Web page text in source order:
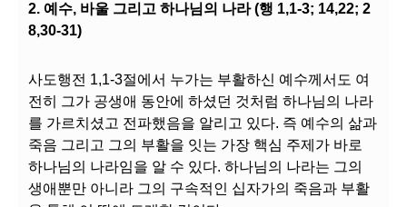
2. 예수, 바울 그리고 하나님의 나라 (행 1,1-3; 14,22; 2
8,30-31)
사도행전 1,1-3절에서 누가는 부활하신 예수께서도 여
전히 그가 공생애 동안에 하셨던 것처럼 하나님의 나라
를 가르치셨고 전파했음을 알리고 있다. 즉 예수의 삶과
죽음 그리고 그의 부활을 잇는 가장 핵심 주제가 바로
하나님의 나라임을 알 수 있다. 하나님의 나라는 그의
생애뿐만 아니라 그의 구속적인 십자가의 죽음과 부활